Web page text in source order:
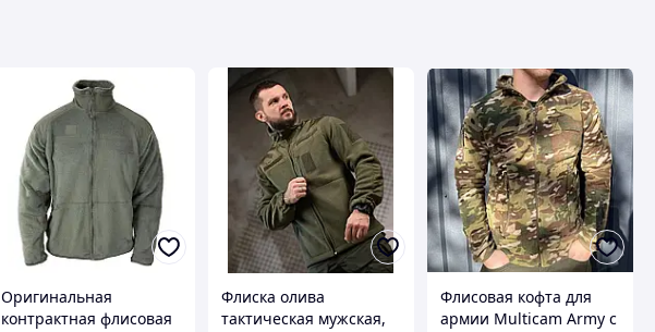
Оригинальная
контрактная флисовая
Флиска олива
тактическая мужская,
Флисовая кофта для
армии Multicam Army с